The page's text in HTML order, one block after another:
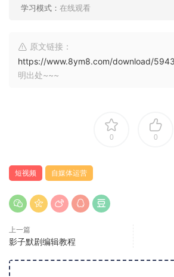
学习模式： 在线观看
原文链接：
https://www.8ym8.com/download/
明出处~~~
0 0
短视频 自媒体运营
上一篇
影子默剧编辑教程